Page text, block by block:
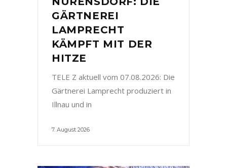
GÄRTNEREI
LAMPRECHT
KÄMPFT MIT DER
HITZE
TELE Z aktuell vom 07.08.2026: Die
Gärtnerei Lamprecht produziert in
Illnau und in
7. August 2026